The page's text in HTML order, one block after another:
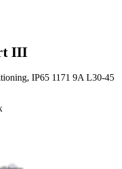
III
IP65 1171 9A L30-45